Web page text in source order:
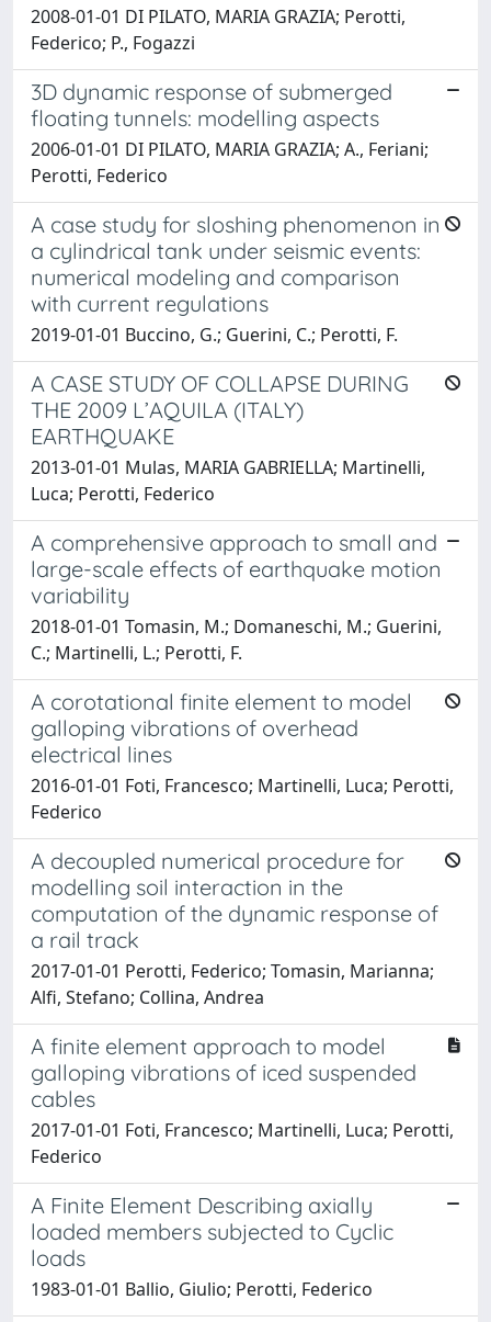
2008-01-01 DI PILATO, MARIA GRAZIA; Perotti,
Federico; P., Fogazzi
3D dynamic response of submerged
floating tunnels: modelling aspects
2006-01-01 DI PILATO, MARIA GRAZIA; A., Feriani;
Perotti, Federico
A case study for sloshing phenomenon in
a cylindrical tank under seismic events:
numerical modeling and comparison
with current regulations
2019-01-01 Buccino, G.; Guerini, C.; Perotti, F.
A CASE STUDY OF COLLAPSE DURING
THE 2009 L’AQUILA (ITALY)
EARTHQUAKE
2013-01-01 Mulas, MARIA GABRIELLA; Martinelli,
Luca; Perotti, Federico
A comprehensive approach to small and
large-scale effects of earthquake motion
variability
2018-01-01 Tomasin, M.; Domaneschi, M.; Guerini,
C.; Martinelli, L.; Perotti, F.
A corotational finite element to model
galloping vibrations of overhead
electrical lines
2016-01-01 Foti, Francesco; Martinelli, Luca; Perotti,
Federico
A decoupled numerical procedure for
modelling soil interaction in the
computation of the dynamic response of
a rail track
2017-01-01 Perotti, Federico; Tomasin, Marianna;
Alfi, Stefano; Collina, Andrea
A finite element approach to model
galloping vibrations of iced suspended
cables
2017-01-01 Foti, Francesco; Martinelli, Luca; Perotti,
Federico
A Finite Element Describing axially
loaded members subjected to Cyclic
loads
1983-01-01 Ballio, Giulio; Perotti, Federico